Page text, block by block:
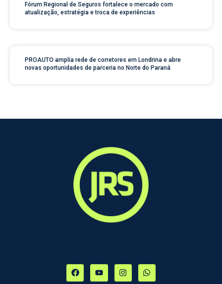
Fórum Regional de Seguros fortalece o mercado com
atualização, estratégia e troca de experiências
PROAUTO amplia rede de corretores em Londrina e abre
novas oportunidades de parceria no Norte do Paraná